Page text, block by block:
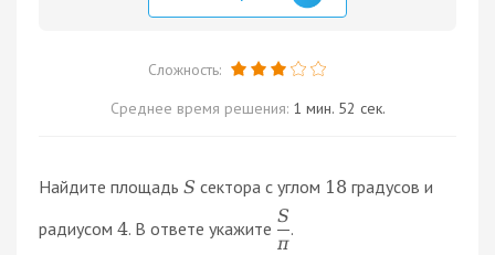
Сложность:
Среднее время решения: 1 мин. 52 сек.
Найдите площадь S сектора с углом 18 градусов и
радиусом 4. В ответе укажите
S
π
.